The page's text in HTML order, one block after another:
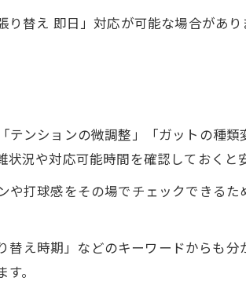
替え 即日」対応が可能な場合があ
ンションの微調整」「ガットの種
況や対応可能時間を確認しておくと
打球感をその場でチェックできる
替え時期」などのキーワードからも
。